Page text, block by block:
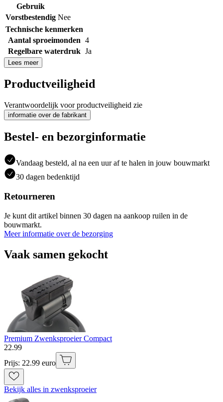
Gebruik
Vorstbestendig Nee
Technische kenmerken
Aantal sproeimonden 4
Regelbare waterdruk Ja
Lees meer
Productveiligheid
Verantwoordelijk voor productveiligheid zie
informatie over de fabrikant
Bestel- en bezorginformatie
Vandaag besteld, al na een uur af te halen in jouw bouwmarkt
30 dagen bedenktijd
Retourneren
Je kunt dit artikel binnen 30 dagen na aankoop ruilen in de
bouwmarkt.
Meer informatie over de bezorging
Vaak samen gekocht
Premium Zwenksproeier Compact
22.99
Prijs: 22.99 euro
Bekijk alles in zwenksproeier